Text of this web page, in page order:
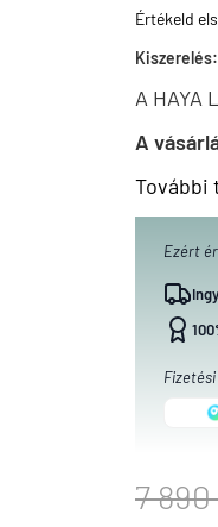
Értékeld
Kiszerelés:
A HAYA
A
További
Ezért
7